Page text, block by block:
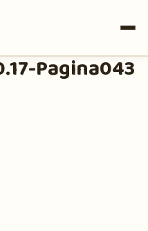
Pagina043